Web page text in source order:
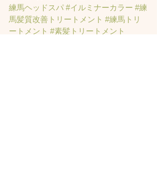
練馬ヘッドスパ #イルミナーカラー #練
馬髪質改善トリートメント #練馬トリ
ートメント #素髪トリートメント